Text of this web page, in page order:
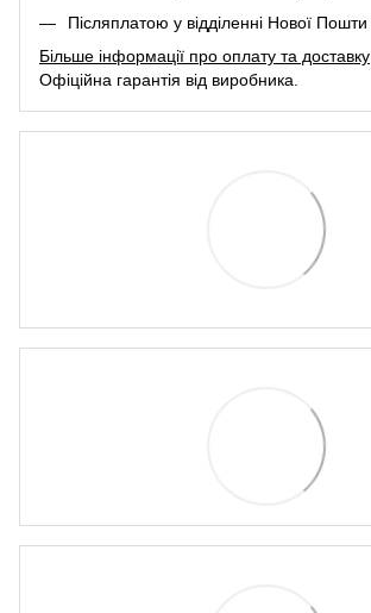
Післяплатою у відділенні Нової Пошти
Більше інформації про оплату та доставку
Офіційна гарантія від виробника.